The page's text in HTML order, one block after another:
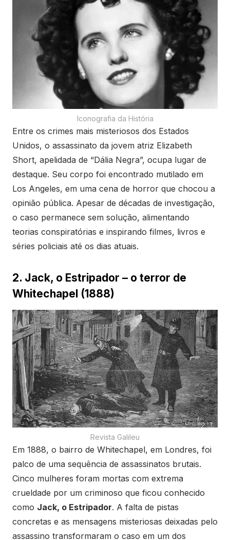
Iconografia da História
Entre os crimes mais misteriosos dos Estados
Unidos, o assassinato da jovem atriz Elizabeth
Short, apelidada de “Dália Negra”, ocupa lugar de
destaque. Seu corpo foi encontrado mutilado em
Los Angeles, em uma cena de horror que chocou a
opinião pública. Apesar de décadas de investigação,
o caso permanece sem solução, alimentando
teorias conspiratórias e inspirando filmes, livros e
séries policiais até os dias atuais.
2. Jack, o Estripador – o terror de
Whitechapel (1888)
Revista Galileu
Em 1888, o bairro de Whitechapel, em Londres, foi
palco de uma sequência de assassinatos brutais.
Cinco mulheres foram mortas com extrema
crueldade por um criminoso que ficou conhecido
como Jack, o Estripador. A falta de pistas
concretas e as mensagens misteriosas deixadas pelo
assassino transformaram o caso em um dos